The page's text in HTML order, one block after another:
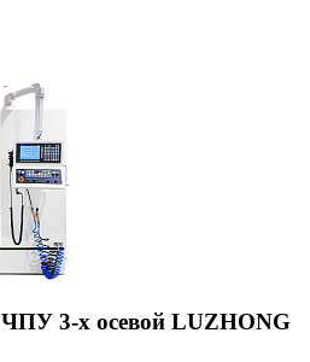
3-х осевой LUZHONG